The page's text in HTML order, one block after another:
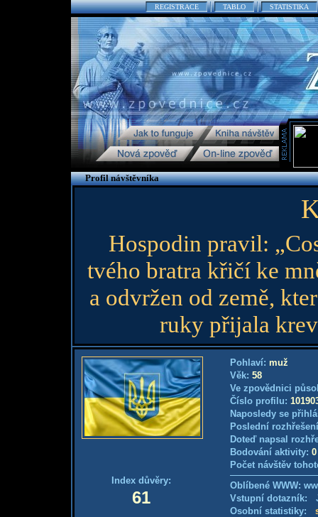
REGISTRACE TABLO STATISTIKA
Profil návštěvníka
Hospodin pravil:
tvého bratra křičí ke
a odvržen od země,
ruky přijala
Index důvěry:
61
Pohlaví: muž
Věk: 58
Ve zpovědnici
Číslo profilu:
Naposledy se
Poslední
Doteď napsal
Bodování aktivity:
Počet návštěv
Oblíbené WWW:
Vstupní dotazník:
Osobní statistiky: